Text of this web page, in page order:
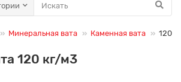
Минеральная вата Каменная вата 120
120 кг/м3